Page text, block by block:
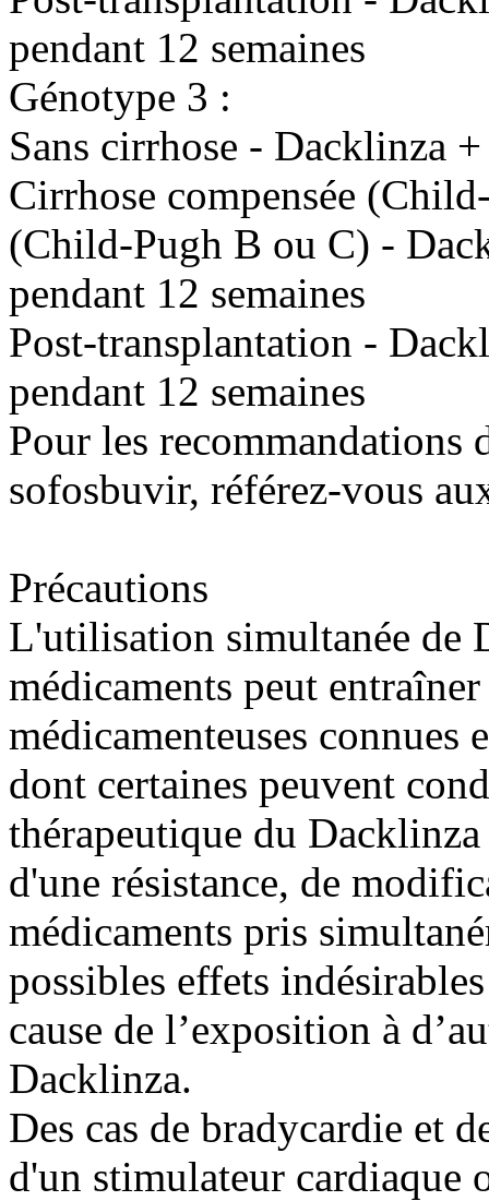
pendant 12 semaines
Génotype 3 :
Sans cirrhose - Dacklinza
Cirrhose compensée
(Child-Pugh B ou C) -
pendant 12 semaines
Post-transplantation -
pendant 12 semaines
Pour les recommandations
sofosbuvir, référez-vous
Précautions
L'utilisation simultanée de
médicaments peut
médicamenteuses
dont certaines peuvent
thérapeutique du
d'une résistance, de
médicaments pris
possibles effets
cause de l’exposition à
Dacklinza.
Des cas de bradycardie et
d'un stimulateur cardiaque